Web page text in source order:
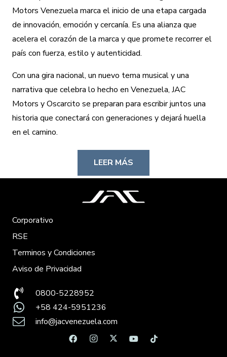
Motors Venezuela marca el inicio de una etapa cargada
de innovación, emoción y cercanía. Es una alianza que
acelera el corazón de la marca y que promete recorrer el
país con fuerza, estilo y autenticidad.
Con una gira nacional, un nuevo tema musical y una
narrativa que celebra lo hecho en Venezuela, JAC
Motors y Oscarcito se preparan para escribir juntos una
historia que conectará con generaciones y dejará huella
en el camino.
LEER MÁS
Corporativo
RSE
Terminos y Condiciones
Aviso de Privacidad
0800-5228952
+58 424-5951236
info@jacvenezuela.com